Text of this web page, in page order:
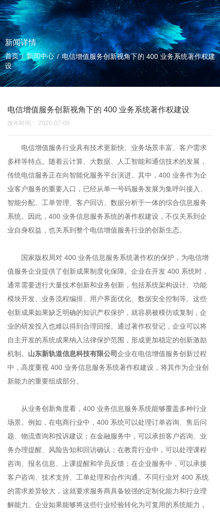
新闻详情
首页/新闻中心 /电信增值服务创新视角下的 400 业务系统著作权建
设
电信增值服务创新视角下的 400 业务系统著作权建设
发布时间： 2026-07-09
电信增值服务行业具有技术更新快、业务场景丰富、客户需求
多样等特点。随着云计算、大数据、人工智能和通信技术的发展，
传统电信服务正在向智能化服务平台演进。其中，400 业务作为企
业客户服务的重要入口，已经从单一号码服务发展为集呼叫接入、
智能分配、工单管理、客户回访、数据分析于一体的综合信息服务
系统。因此，400 业务信息服务系统的著作权建设，不仅关系到企
业自身权益，也关系到整个电信增值服务行业的创新生态。
国家版权局对 400 业务信息服务系统著作权的保护，为电信增
值服务企业提供了创新成果制度化保障。企业在开发 400 系统时，
通常需要进行大量技术创新和业务创新，包括系统架构设计、功能
模块开发、业务流程编排、用户界面优化、数据安全控制等。这些
创新成果如果缺乏明确的知识产权保护，就容易被模仿或复制，企
业的研发投入也难以得到合理回报。通过著作权登记，企业可以将
自主开发的系统成果纳入法律保护范围，形成更加稳定的创新激励
机制。 山东新轨道信息科技有限公司企业在电信增值服务创新过程
中，高度重视 400 业务信息服务系统著作权建设，将其作为企业创
新能力的重要组成部分。
从业务创新角度看，400 业务信息服务系统能够覆盖多种行业
场景。例如，在电商行业中，400 系统可以处理订单咨询、售后问
题、物流查询和投诉建议；在金融服务中，可以承担客户咨询、业
务办理提醒、风险告知和回访确认；在教育行业中，可以处理课程
咨询、报名信息、上课提醒和学员反馈；在企业服务中，可以承接
客户咨询、技术支持、工单处理和合作沟通。不同行业对 400 系统
的需求差异较大，这就要求服务商具备较强的定制化能力和行业理
解能力。企业如果能够将这些行业经验转化为可复用的系统能力，